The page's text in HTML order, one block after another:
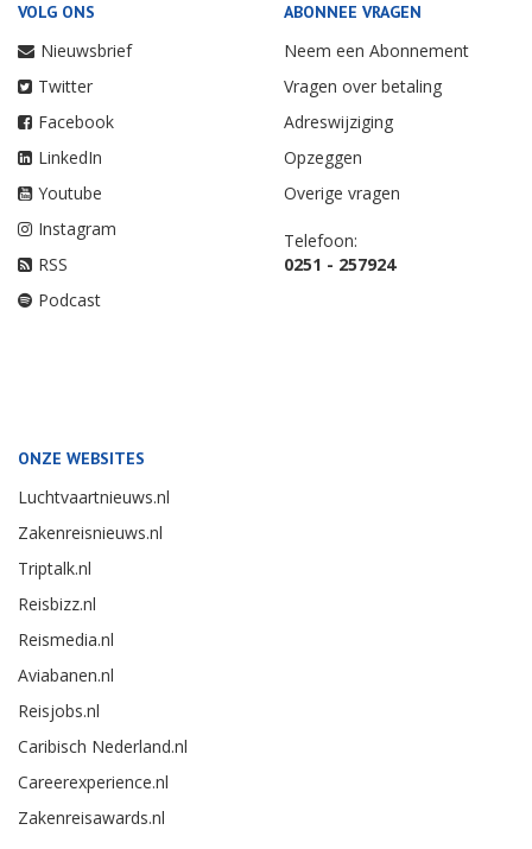
VOLG ONS
Nieuwsbrief
Twitter
Facebook
LinkedIn
Youtube
Instagram
RSS
Podcast
ABONNEE VRAGEN
Neem een Abonnement
Vragen over betaling
Adreswijziging
Opzeggen
Overige vragen
Telefoon:
0251 - 257924
ONZE WEBSITES
Luchtvaartnieuws.nl
Zakenreisnieuws.nl
Triptalk.nl
Reisbizz.nl
Reismedia.nl
Aviabanen.nl
Reisjobs.nl
Caribisch Nederland.nl
Careerexperience.nl
Zakenreisawards.nl